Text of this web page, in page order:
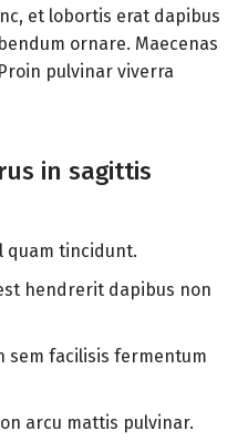
et lobortis erat dapibus
ornare. Maecenas
pulvinar viverra
in sagittis
quam tincidunt.
hendrerit dapibus non
sem facilisis fermentum
arcu mattis pulvinar.